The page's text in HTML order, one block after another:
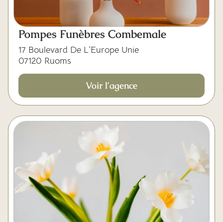
Pompes Funèbres Combemale
17 Boulevard De L’Europe Unie
07120 Ruoms
Voir l'agence